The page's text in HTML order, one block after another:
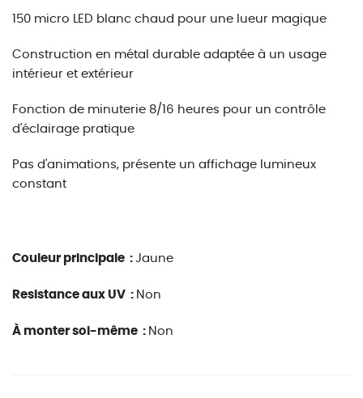
150 micro LED blanc chaud pour une lueur magique
Construction en métal durable adaptée à un usage
intérieur et extérieur
Fonction de minuterie 8/16 heures pour un contrôle
d'éclairage pratique
Pas d'animations, présente un affichage lumineux
constant
Couleur principale : Jaune
Resistance aux UV : Non
À monter soi-même : Non